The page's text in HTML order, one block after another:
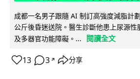
成都一名男子跟隨 AI 制訂高強度減脂計
公斤後昏迷送院。醫生診斷他患上尿源性
及多器官功能障礙。...
閱讀全文
13 3 ↗ 分享